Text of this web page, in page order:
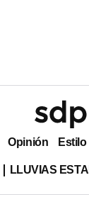
Opinión
LLUVIAS